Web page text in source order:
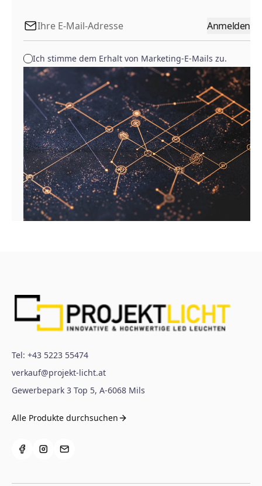
Anmelden
Ich stimme dem Erhalt von Marketing-E-Mails zu.
Tel: +43 5223 55474
verkauf@projekt-licht.at
Gewerbepark 3 Top 5, A-6068 Mils
Alle Produkte durchsuchen